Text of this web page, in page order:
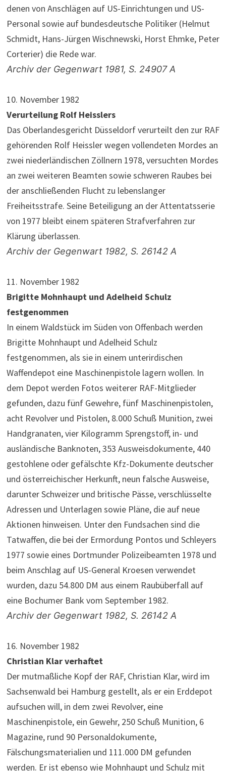
denen von Anschlägen auf US-Einrichtungen und US-
Personal sowie auf bundesdeutsche Politiker (Helmut
Schmidt, Hans-Jürgen Wischnewski, Horst Ehmke, Peter
Corterier) die Rede war.
Archiv der Gegenwart 1981, S. 24907 A
10. November 1982
Verurteilung Rolf Heisslers
Das Oberlandesgericht Düsseldorf verurteilt den zur RAF
gehörenden Rolf Heiss­ler wegen vollendeten Mordes an
zwei niederländischen Zöllnern 1978, versuchten Mordes
an zwei weiteren Beamten sowie schweren Raubes bei
der anschließenden Flucht zu lebenslanger
Freiheitsstrafe. Seine Beteiligung an der Attentatsserie
von 1977 bleibt einem späteren Strafverfahren zur
Klärung überlassen.
Archiv der Gegenwart 1982, S. 26142 A
11. November 1982
Brigitte Mohnhaupt und Adelheid Schulz
festgenommen
In einem Waldstück im Süden von Offenbach werden
Brigitte Mohnhaupt und Adelheid Schulz
festgenommen, als sie in einem unterirdischen
Waffendepot eine Maschinenpistole lagern wollen. In
dem Depot werden Fotos weiterer RAF-Mitglieder
gefunden, dazu fünf Gewehre, fünf Maschinenpistolen,
acht Revolver und Pistolen, 8.000 Schuß Munition, zwei
Handgranaten, vier Kilogramm Sprengstoff, in- und
ausländische Banknoten, 353 Ausweisdokumente, 440
gestohlene oder gefälschte Kfz-Dokumente deutscher
und österreichischer Herkunft, neun falsche Ausweise,
darunter Schweizer und britische Pässe, verschlüsselte
Adressen und Unterlagen sowie Pläne, die auf neue
Aktionen hinweisen. Unter den Fundsachen sind die
Tatwaffen, die bei der Ermordung Pontos und Schleyers
1977 sowie eines Dortmunder Polizeibeamten 1978 und
beim Anschlag auf US-General Kroesen verwendet
wurden, dazu 54.800 DM aus einem Raubüberfall auf
eine Bochumer Bank vom September 1982.
Archiv der Gegenwart 1982, S. 26142 A
16. November 1982
Christian Klar verhaftet
Der mutmaßliche Kopf der RAF, Christian Klar, wird im
Sachsenwald bei Hamburg gestellt, als er ein Erddepot
aufsuchen will, in dem zwei Revolver, eine
Maschinenpistole, ein Gewehr, 250 Schuß Munition, 6
Magazine, rund 90 Personaldokumente,
Fälschungsmaterialien und 111.000 DM gefunden
werden. Er ist ebenso wie Mohnhaupt und Schulz mit